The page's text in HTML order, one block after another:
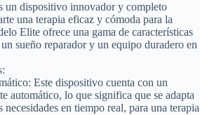
un dispositivo innovador y completo
una terapia eficaz y cómoda para la
Elite ofrece una gama de características
sueño reparador y un equipo duradero en
Este dispositivo cuenta con un
automático, lo que significa que se adapta
necesidades en tiempo real, para una terapia